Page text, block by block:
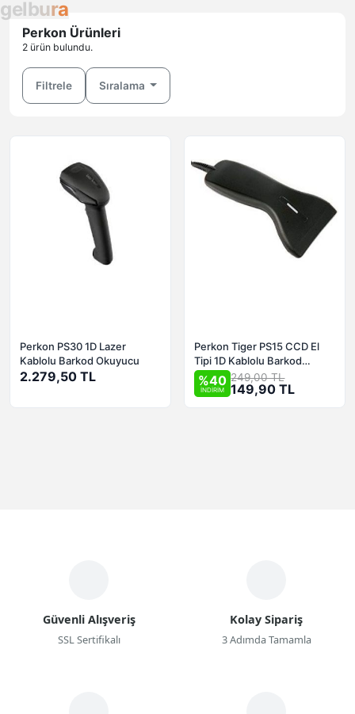
gelbura
Perkon Ürünleri
2 ürün bulundu.
Filtrele Sıralama
Perkon PS30 1D Lazer
Kablolu Barkod Okuyucu
2.279,50 TL
Perkon Tiger PS15 CCD El
Tipi 1D Kablolu Barkod
Okuyucu
%40
İNDİRİM
249,00 TL
149,90 TL
Güvenli Alışveriş
SSL Sertifikalı
Kolay Sipariş
3 Adımda Tamamla